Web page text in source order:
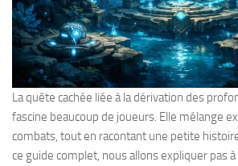
La quête cachée liée à la dérivation des
fascine beaucoup de joueurs. Elle mélange
combats, tout en racontant une petite
ce guide complet, nous allons expliquer pas